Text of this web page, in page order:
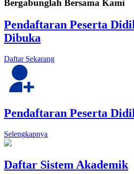
Bergabunglah Bersama Kami
Pendaftaran Peserta
Dibuka
Daftar Sekarang
Pendaftaran Peserta
Selengkapnya
Daftar Sistem Akademik